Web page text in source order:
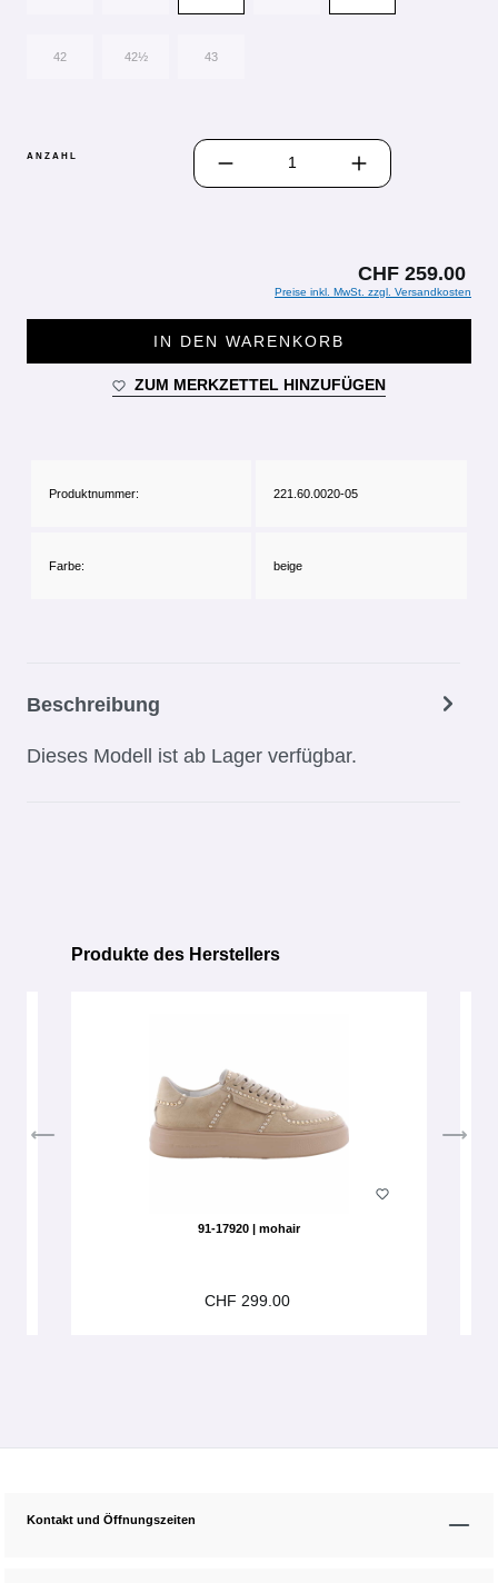
42 42½ 43
ANZAHL
PRODUKT ANZAHL: GIB DEN
CHF 259.00
Preise inkl. MwSt. zzgl. Versandkosten
IN DEN WARENKORB
ZUM MERKZETTEL HINZUFÜGEN
Produktnummer: 221.60.0020-05
Farbe: beige
Beschreibung
Dieses Modell ist ab Lager verfügbar.
Produktgalerie überspringen
Produkte des Herstellers
91-17920 | mohair
CHF 299.00
Kontakt und Öffnungszeiten